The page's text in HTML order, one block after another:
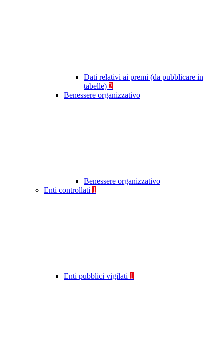
Dati relativi ai premi (da pubblicare in
tabelle) 2
Benessere organizzativo
Benessere organizzativo
Enti controllati 1
Enti pubblici vigilati 1